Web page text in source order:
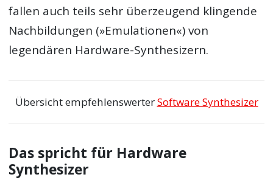
fallen auch teils sehr überzeugend klingende
Nachbildungen (»Emulationen«) von
legendären Hardware-Synthesizern.
Übersicht empfehlenswerterSoftware Synthesizer
Das spricht für Hardware
Synthesizer